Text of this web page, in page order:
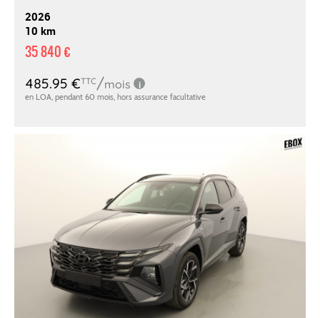
2026
10 km
35 840 €